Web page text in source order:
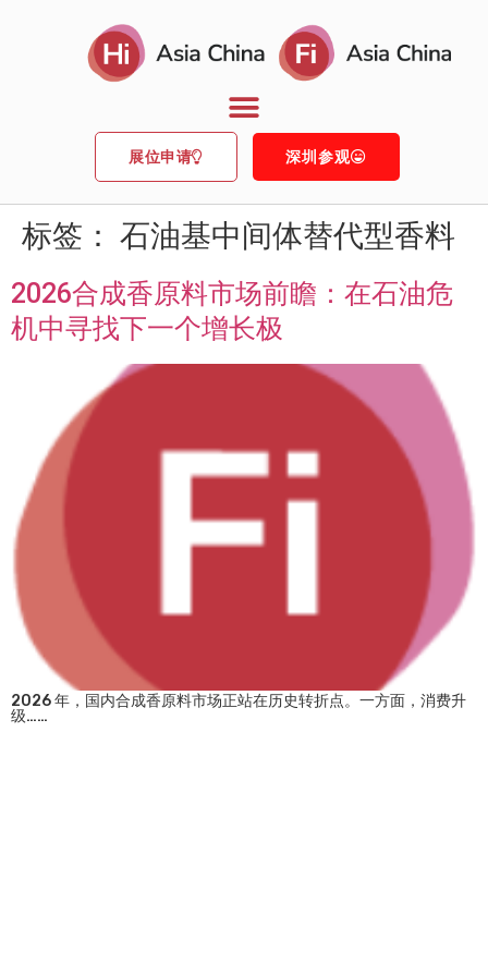
展位申请 深圳参观
标签： 石油基中间体替代型香料
2026合成香原料市场前瞻：在石油危
机中寻找下一个增长极
2026 年，国内合成香原料市场正站在历史转折点。一方面，消费升
级……